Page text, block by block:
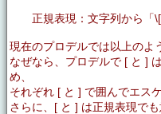
正規表現：文字列から「
現在のプロデルでは以上のよ
なぜなら、プロデルで [ と ]
め、
それぞれ [ と ] で囲んでエス
さらに、[ と ] は正規表現でも